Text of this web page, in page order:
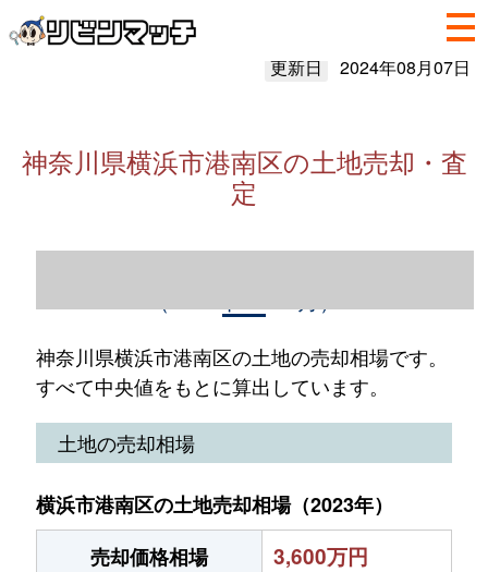
更新日 2024年08月07日
神奈川県横浜市港南区の土地売却・査
定
神奈川県横浜市港南区の土地の売却相場です。
すべて中央値をもとに算出しています。
土地の売却相場
横浜市港南区の土地売却相場（2023年）
売却価格相場
3,600万円